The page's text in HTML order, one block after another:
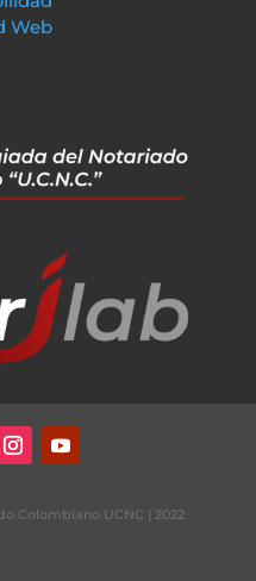
Web
Colombiano UCNC | 2022